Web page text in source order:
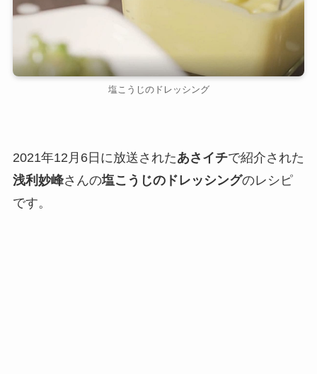
塩こうじのドレッシング
2021年12月6日に放送されたあさイチで紹介された
浅利妙峰さんの塩こうじのドレッシングのレシピ
です。